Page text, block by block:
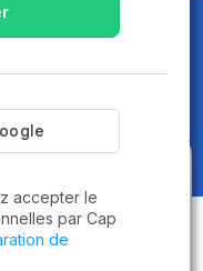
EHPAD
des
à vos
!
accepter le
par Cap
de